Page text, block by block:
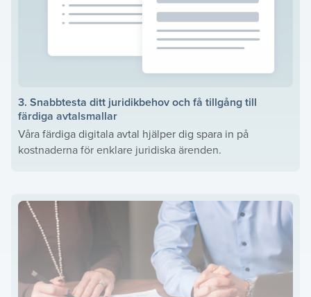
3. Snabbtesta ditt juridikbehov och få tillgång till
färdiga avtalsmallar
Våra färdiga digitala avtal hjälper dig spara in på
kostnaderna för enklare juridiska ärenden.